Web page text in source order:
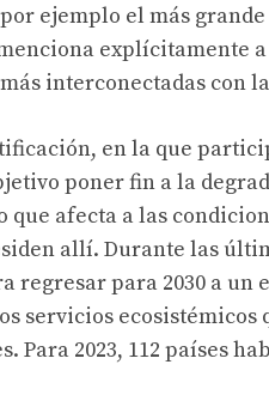
ejemplo el más grande
explícitamente
interconectadas con
en la que
poner fin a la
afecta a las
allí. Durante las
regresar para 2030 a un
servicios
2023, 112 países